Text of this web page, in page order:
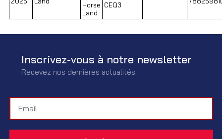
Horse
Land
CEQ3
Inscrivez-vous à notre newsletter
Recevez nos dernières actualités